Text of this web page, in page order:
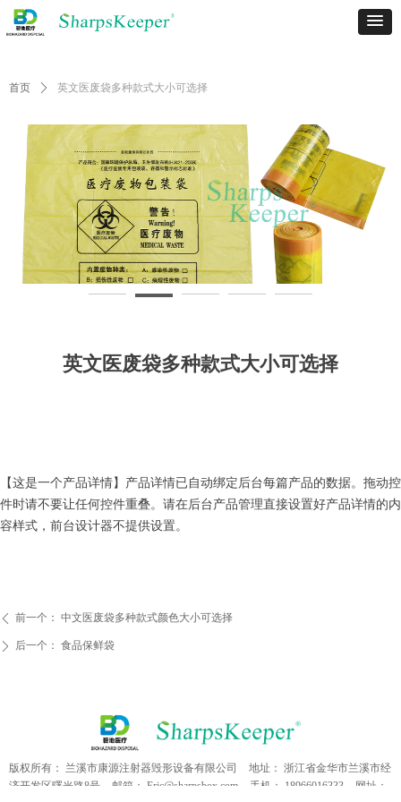
首页 ꄲ 英文医废袋多种款式大小可选择
英文医废袋多种款式大小可选择
ꄴ 前一个： 中文医废袋多种款式颜色大小可选择
ꄲ 后一个： 食品保鲜袋
【这是一个产品详情】产品详情已自动绑定后台每篇产品的数据。拖动控
件时请不要让任何控件重叠。请在后台产品管理直接设置好产品详情的内
容样式，前台设计器不提供设置。
版权所有： 兰溪市康源注射器毁形设备有限公司 地址： 浙江省金华市兰溪市经
济开发区曙光路8号
邮箱： Eric@sharpsbox.com 手机： 18966016333
网址：